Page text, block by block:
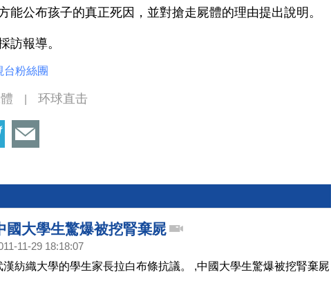
能公布孩子的真正死因，並對搶走屍體的理由提出說明。
訪報導。
台粉絲團
环球直击
國大學生驚爆被挖腎棄屍
11-29 18:18:07
漢紡織大學的學生家長拉白布條抗議。 ,中國大學生驚爆被挖腎棄屍